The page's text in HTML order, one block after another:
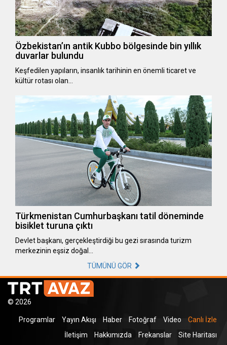
Özbekistan’ın antik Kubbo bölgesinde bin yıllık
duvarlar bulundu
Keşfedilen yapıların, insanlık tarihinin en önemli ticaret ve
kültür rotası olan…
Türkmenistan Cumhurbaşkanı tatil döneminde
bisiklet turuna çıktı
Devlet başkanı, gerçekleştirdiği bu gezi sırasında turizm
merkezinin eşsiz doğal…
TÜMÜNÜ GÖR
© 2026
Programlar Yayın Akışı Haber Fotoğraf Video
Canlı İzle
İletişim
Hakkımızda Frekanslar Site Haritası